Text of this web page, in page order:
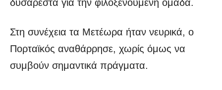
δυσάρεστα για την φιλοξενούμενη ομάδα.
Στη συνέχεια τα Μετέωρα ήταν νευρικά, ο
Πορταϊκός αναθάρρησε, χωρίς όμως να
συμβούν σημαντικά πράγματα.